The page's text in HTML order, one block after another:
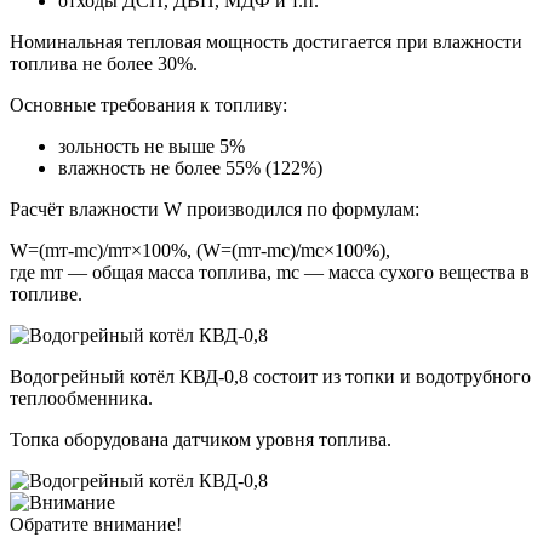
Номинальная тепловая мощность достигается при влажности
топлива не более 30%.
Основные требования к топливу:
зольность не выше 5%
влажность не более 55% (122%)
Расчёт влажности W производился по формулам:
W=(mт-mс)/mт×100%, (W=(mт-mс)/mс×100%),
где mт — общая масса топлива, mс — масса сухого вещества в
топливе.
Водогрейный котёл КВД-0,8 состоит из топки и водотрубного
теплообменника.
Топка оборудована датчиком уровня топлива.
Обратите внимание!